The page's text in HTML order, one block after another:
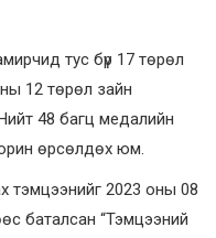
тус бүр 17 төрөл
12 төрөл зайн
48 багц медалийн
өрсөлдөх юм.
тэмцээнийг 2023 оны 08
баталсан “Тэмцээний